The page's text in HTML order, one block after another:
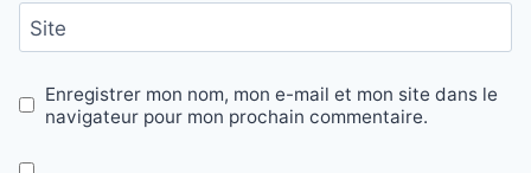
Site
Enregistrer mon nom, mon e-mail et mon site dans le
navigateur pour mon prochain commentaire.